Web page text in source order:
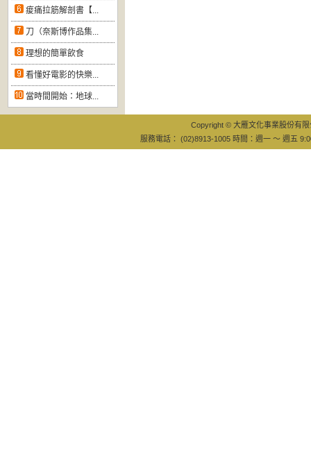
痠痛拉筋解剖書【...
刀（奈斯博作品集...
理想的簡單飲食
看懂好電影的快樂...
當時間開始：地球...
Copyright © 大雁文化事業股份有
服務電話： (02)8913-1005 時間：週一 ～ 週五